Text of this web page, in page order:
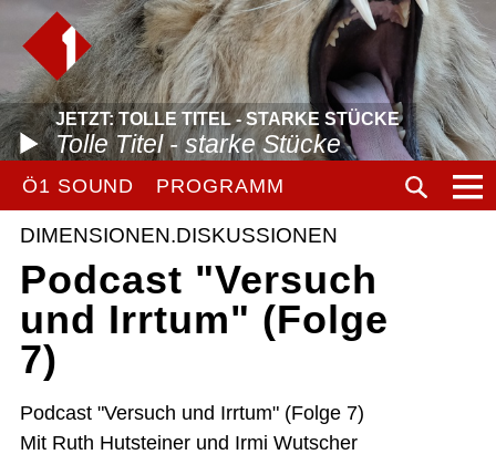
JETZT: TOLLE TITEL - STARKE STÜCKE
Tolle Titel - starke Stücke
Ö1 SOUND PROGRAMM
DIMENSIONEN.DISKUSSIONEN
Podcast "Versuch
und Irrtum" (Folge
7)
Podcast "Versuch und Irrtum" (Folge 7)
Mit Ruth Hutsteiner und Irmi Wutscher